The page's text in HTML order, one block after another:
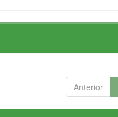
Anterior